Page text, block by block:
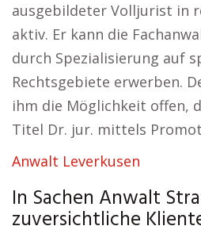
ausgebildeter Volljurist in
aktiv. Er kann die
durch Spezialisierung auf
Rechtsgebiete erwerben.
ihm die Möglichkeit offen,
Titel Dr. jur. mittels
Anwalt Leverkusen
In Sachen Anwalt